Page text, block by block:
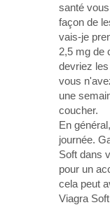
santé
façon de
vais-je
2,5 mg de
devriez
vous
une
coucher.
En
journée.
Soft dans
pour un
cela peut
Viagra